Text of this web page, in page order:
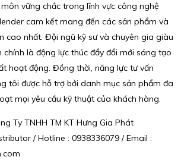
vững chắc trong lĩnh vực công nghệ
cam kết mang đến các sản phẩm và
cao nhất. Đội ngũ kỹ sư và chuyên gia giàu
là động lực thúc đẩy đổi mới sáng tạo
hoạt động. Đồng thời, năng lực tư vấn
tôi được hỗ trợ bởi danh mục sản phẩm đa
mọi yêu cầu kỹ thuật của khách hàng.
Ty TNHH TM KT Hưng Gia Phát
/ Hotline : 0938336079 / Email :